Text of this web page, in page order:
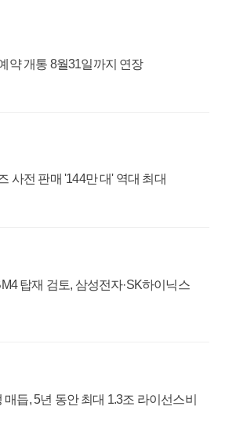
약 개통 8월31일까지 연장
사전 판매 '144만 대' 역대 최대
탑재 검토, 삼성전자·SK하이닉스
듭, 5년 동안 최대 1.3조 라이선스비